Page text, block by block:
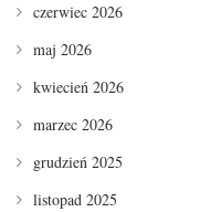
czerwiec 2026
maj 2026
kwiecień 2026
marzec 2026
grudzień 2025
listopad 2025